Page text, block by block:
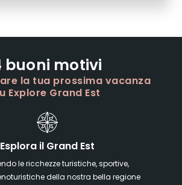
buoni motivi
la tua prossima vacanza
Explore Grand Est
Esplora il Grand Est
le ricchezze turistiche, sportive,
della nostra bella regione